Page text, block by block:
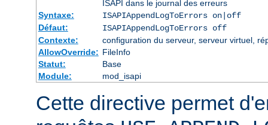
ISAPI dans le journal des erreurs
Syntaxe:
ISAPIAppendLogToErrors on|off
Défaut:
ISAPIAppendLogToErrors off
Contexte:
configuration du serveur, serveur virtuel,
AllowOverride: FileInfo
Statut:
Base
Module:
mod_isapi
Cette directive permet